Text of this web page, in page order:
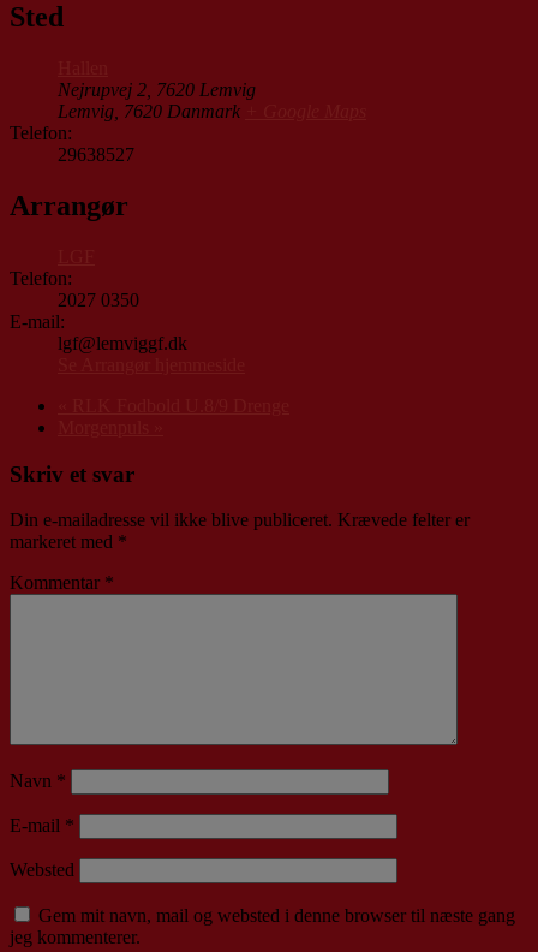
Sted
Nejrupvej 2, 7620 Lemvig
Lemvig 7620 Danmark
Telefon:
29638527
Arrangør
Telefon:
2027 0350
E-mail:
lgf@lemviggf.dk
Skriv et svar
Din e-mailadresse vil ikke blive publiceret. Krævede felter er
markeret med *
Kommentar *
Navn *
E-mail *
Websted
Gem mit navn, mail og websted i denne browser til næste gang
jeg kommenterer.